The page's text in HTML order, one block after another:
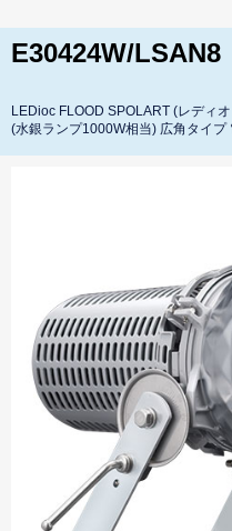
E30424W/LSAN8
LEDioc FLOOD SPOLART (レディ
(水銀ランプ1000W相当) 広角タイプ